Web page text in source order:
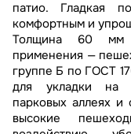
патио. Гладкая
комфортным и
Толщина 60 мм
применения —
группе Б по ГОСТ
для укладки на
парковых аллеях и
высокие